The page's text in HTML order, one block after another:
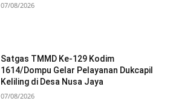
07/08/2026
Satgas TMMD Ke-129 Kodim
1614/Dompu Gelar Pelayanan Dukcapil
Keliling di Desa Nusa Jaya
07/08/2026